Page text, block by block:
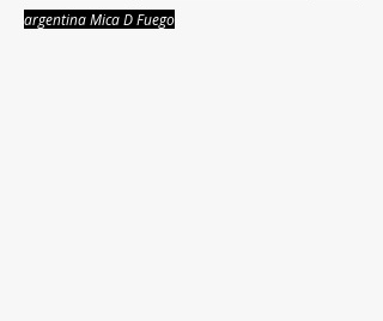
argentina Mica D Fuego